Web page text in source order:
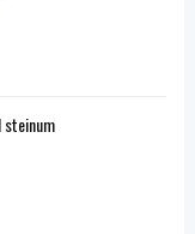
steinum